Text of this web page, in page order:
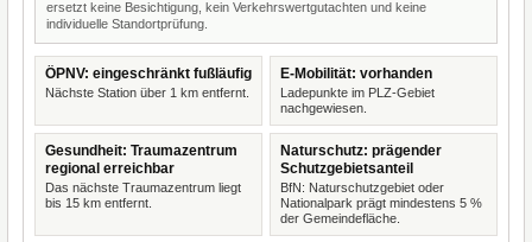
ersetzt keine Besichtigung, kein Verkehrswertgutachten und keine
individuelle Standortprüfung.
ÖPNV: eingeschränkt fußläufig
Nächste Station über 1 km entfernt.
E-Mobilität: vorhanden
Ladepunkte im PLZ-Gebiet
nachgewiesen.
Gesundheit: Traumazentrum
regional erreichbar
Das nächste Traumazentrum liegt
bis 15 km entfernt.
Naturschutz: prägender
Schutzgebietsanteil
BfN: Naturschutzgebiet oder
Nationalpark prägt mindestens 5 %
der Gemeindefläche.